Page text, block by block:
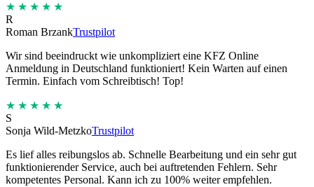
★★★★★
R
Roman BrzankTrustpilot
Wir sind beeindruckt wie unkompliziert eine KFZ Online
Anmeldung in Deutschland funktioniert! Kein Warten auf einen
Termin. Einfach vom Schreibtisch! Top!
★★★★★
S
Sonja Wild-MetzkoTrustpilot
Es lief alles reibungslos ab. Schnelle Bearbeitung und ein sehr gut
funktionierender Service, auch bei auftretenden Fehlern. Sehr
kompetentes Personal. Kann ich zu 100% weiter empfehlen.